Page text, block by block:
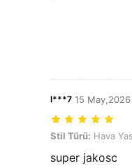
l***7 15 May,2026
Stil Türü: Hava
Stil Türü: Hava
super jakosc